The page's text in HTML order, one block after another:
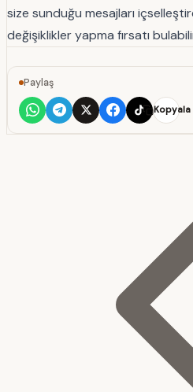
size sunduğu mesajları
değişiklikler yapma fırsatı
Paylaş
Kopyala